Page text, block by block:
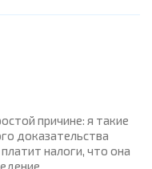
причине: я такие
доказательства
налоги, что она